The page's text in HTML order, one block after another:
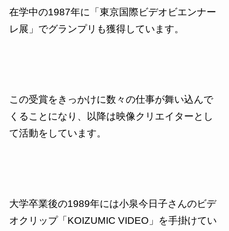
在学中の1987年に「東京国際ビデオビエンナー
レ展」でグランプリも獲得しています。
この受賞をきっかけに数々の仕事が舞い込んで
くることになり、以降は映像クリエイターとし
て活動をしています。
大学卒業後の1989年には小泉今日子さんのビデ
オクリップ「KOIZUMIC VIDEO 」を手掛けてい